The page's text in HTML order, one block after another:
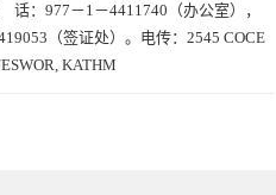
：977－1－4411740（办公室），
（签证处）。电传：2545 COCE
KATHM